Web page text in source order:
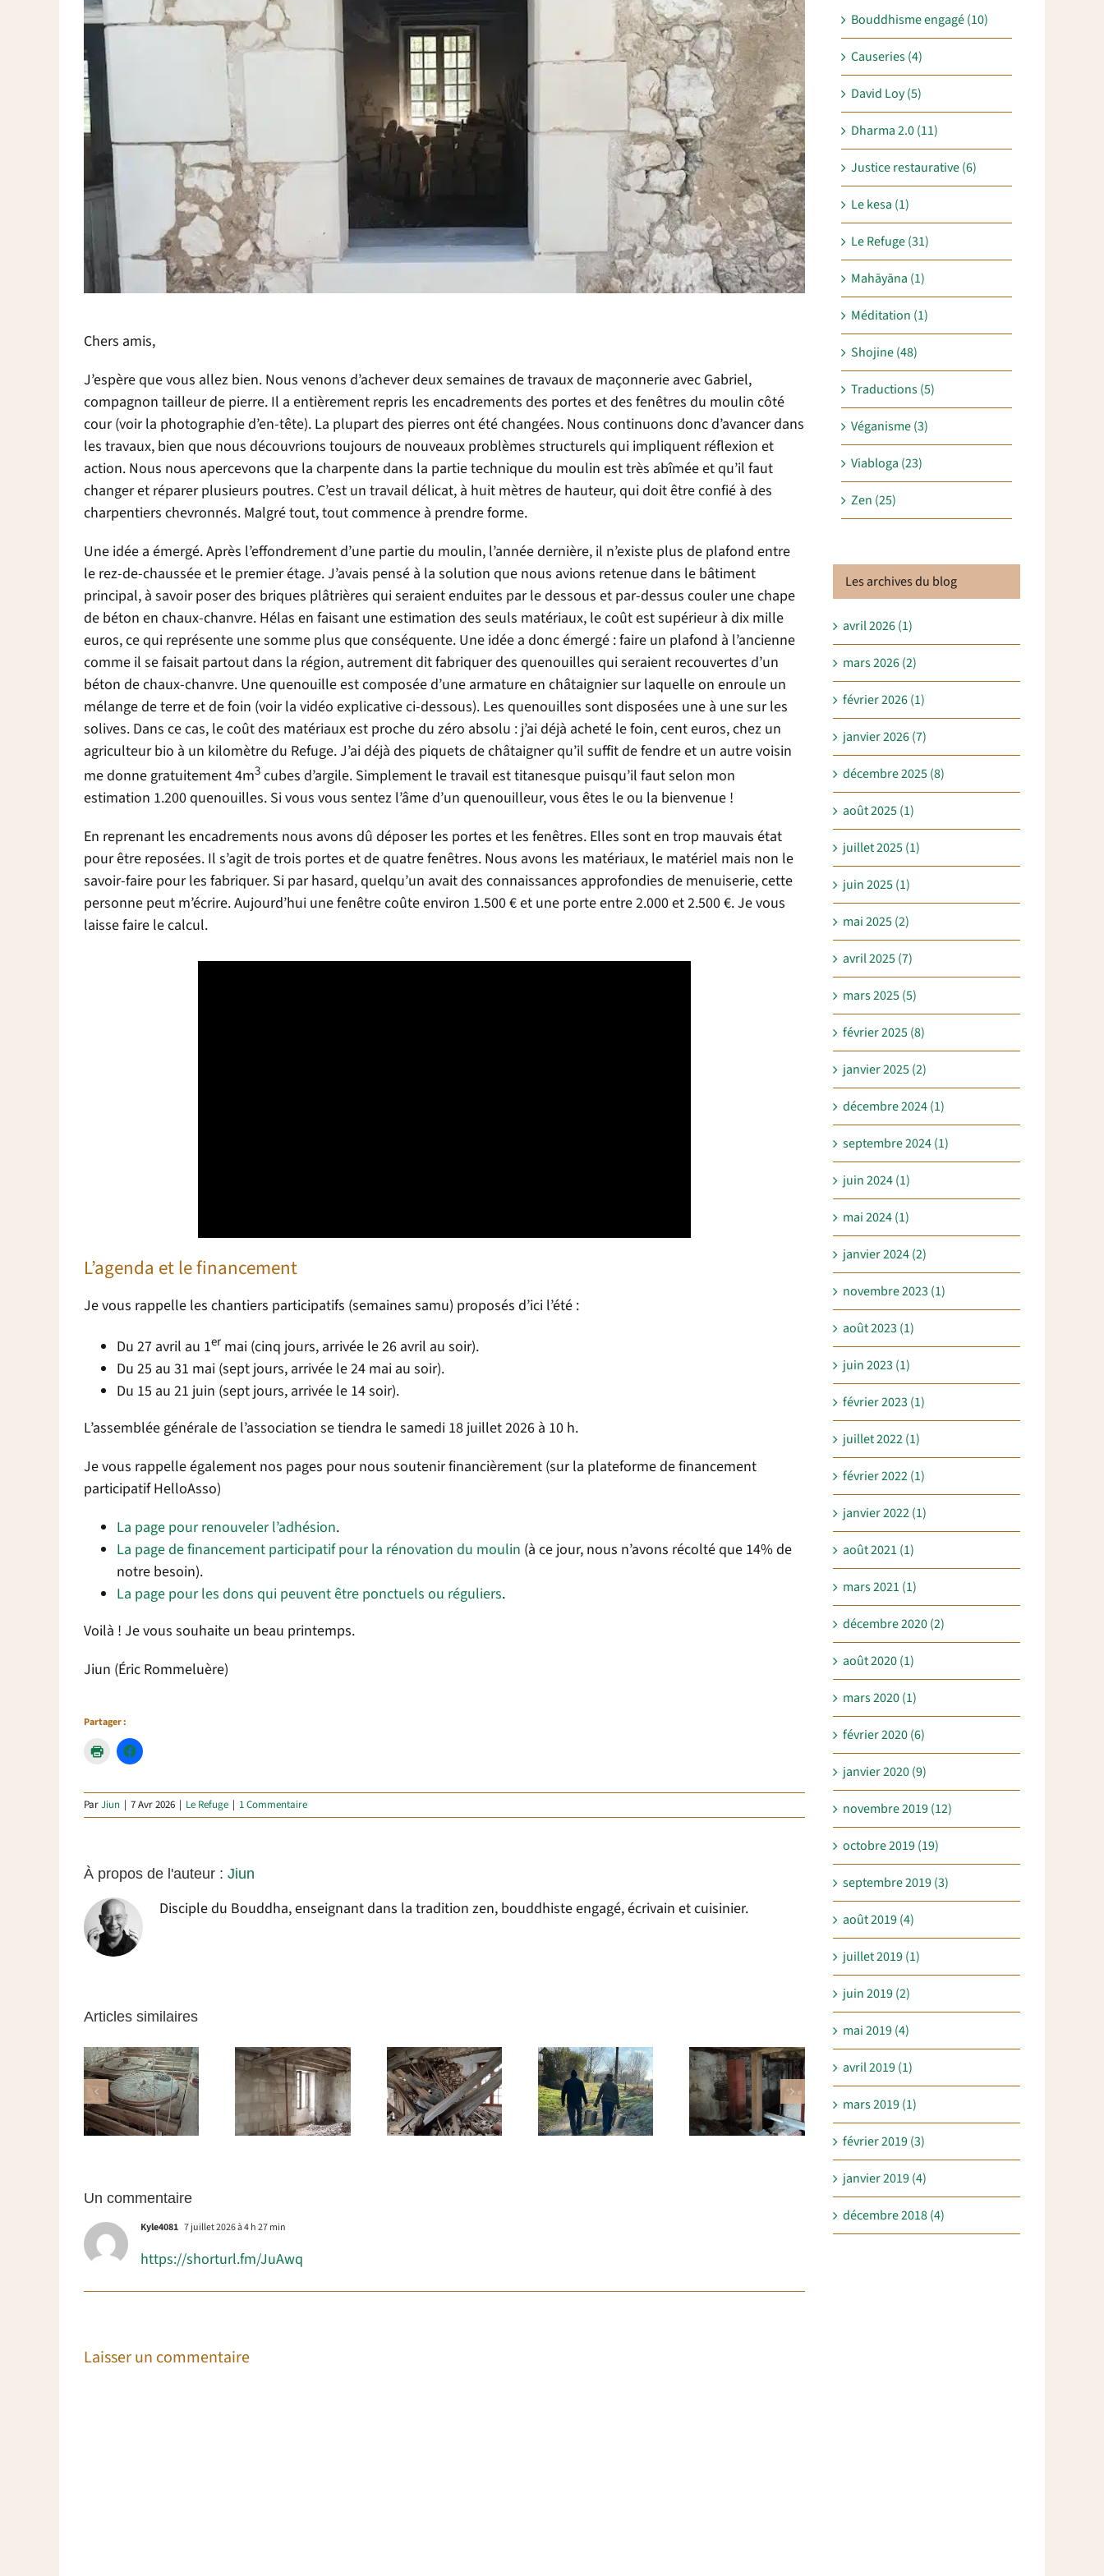
Chers amis,
J’espère que vous allez bien. Nous venons d’achever deux semaines de travaux de maçonnerie avec Gabriel,
compagnon tailleur de pierre. Il a entièrement repris les encadrements des portes et des fenêtres du moulin côté
cour (voir la photographie d’en-tête). La plupart des pierres ont été changées. Nous continuons donc d’avancer dans
les travaux, bien que nous découvrions toujours de nouveaux problèmes structurels qui impliquent réflexion et
action. Nous nous apercevons que la charpente dans la partie technique du moulin est très abîmée et qu’il faut
changer et réparer plusieurs poutres. C’est un travail délicat, à huit mètres de hauteur, qui doit être confié à des
charpentiers chevronnés. Malgré tout, tout commence à prendre forme.
Une idée a émergé. Après l’effondrement d’une partie du moulin, l’année dernière, il n’existe plus de plafond entre
le rez-de-chaussée et le premier étage. J’avais pensé à la solution que nous avions retenue dans le bâtiment
principal, à savoir poser des briques plâtrières qui seraient enduites par le dessous et par-dessus couler une chape
de béton en chaux-chanvre. Hélas en faisant une estimation des seuls matériaux, le coût est supérieur à dix mille
euros, ce qui représente une somme plus que conséquente. Une idée a donc émergé : faire un plafond à l’ancienne
comme il se faisait partout dans la région, autrement dit fabriquer des quenouilles qui seraient recouvertes d’un
béton de chaux-chanvre. Une quenouille est composée d’une armature en châtaignier sur laquelle on enroule un
mélange de terre et de foin (voir la vidéo explicative ci-dessous). Les quenouilles sont disposées une à une sur les
solives. Dans ce cas, le coût des matériaux est proche du zéro absolu : j’ai déjà acheté le foin, cent euros, chez un
agriculteur bio à un kilomètre du Refuge. J’ai déjà des piquets de châtaigner qu’il suffit de fendre et un autre voisin
me donne gratuitement 4m3cubes d’argile. Simplement le travail est titanesque puisqu’il faut selon mon
estimation 1.200 quenouilles. Si vous vous sentez l’âme d’un quenouilleur, vous êtes le ou la bienvenue !
En reprenant les encadrements nous avons dû déposer les portes et les fenêtres. Elles sont en trop mauvais état
pour être reposées. Il s’agit de trois portes et de quatre fenêtres. Nous avons les matériaux, le matériel mais non le
savoir-faire pour les fabriquer. Si par hasard, quelqu’un avait des connaissances approfondies de menuiserie, cette
personne peut m’écrire. Aujourd’hui une fenêtre coûte environ 1.500 € et une porte entre 2.000 et 2.500 €. Je vous
laisse faire le calcul.
L’agenda et le financement
Je vous rappelle les chantiers participatifs (semaines samu) proposés d’ici l’été :
Du 27 avril au 1ermai (cinq jours, arrivée le 26 avril au soir).
Du 25 au 31 mai (sept jours, arrivée le 24 mai au soir).
Du 15 au 21 juin (sept jours, arrivée le 14 soir).
L’assemblée générale de l’association se tiendra le samedi 18 juillet 2026 à 10 h.
Je vous rappelle également nos pages pour nous soutenir financièrement (sur la plateforme de financement
participatif HelloAsso)
La page pour renouveler l’adhésion.
La page de financement participatif pour la rénovation du moulin (à ce jour, nous n’avons récolté que 14% de
notre besoin).
La page pour les dons qui peuvent être ponctuels ou réguliers.
Voilà ! Je vous souhaite un beau printemps.
Jiun (Éric Rommeluère)
Partager :
ParJiun | 7 Avr 2026 | Le Refuge | 1 Commentaire
À propos de l'auteur : Jiun
Disciple du Bouddha, enseignant dans la tradition zen, bouddhiste engagé, écrivain et cuisinier.
Articles similaires
Le Refuge –
infolettre
août 2025
Le Refuge –
L’effondrement
du moulin
Le Refuge –
infolettre
mars 2025
Le Refuge –
infolettre
janvier 2025
Un commentaire
Kyle4081 7 juillet 2026 à 4 h 27 min
https://shorturl.fm/JuAwq
Laisser un commentaire
Bouddhisme engagé (10)
Causeries (4)
David Loy (5)
Dharma 2.0 (11)
Justice restaurative (6)
Le kesa (1)
Le Refuge (31)
Mahāyāna (1)
Méditation (1)
Shojine (48)
Traductions (5)
Véganisme (3)
Viabloga (23)
Zen (25)
Les archives du blog
avril 2026 (1)
mars 2026 (2)
février 2026 (1)
janvier 2026 (7)
décembre 2025 (8)
août 2025 (1)
juillet 2025 (1)
juin 2025 (1)
mai 2025 (2)
avril 2025 (7)
mars 2025 (5)
février 2025 (8)
janvier 2025 (2)
décembre 2024 (1)
septembre 2024 (1)
juin 2024 (1)
mai 2024 (1)
janvier 2024 (2)
novembre 2023 (1)
août 2023 (1)
juin 2023 (1)
février 2023 (1)
juillet 2022 (1)
février 2022 (1)
janvier 2022 (1)
août 2021 (1)
mars 2021 (1)
décembre 2020 (2)
août 2020 (1)
mars 2020 (1)
février 2020 (6)
janvier 2020 (9)
novembre 2019 (12)
octobre 2019 (19)
septembre 2019 (3)
août 2019 (4)
juillet 2019 (1)
juin 2019 (2)
mai 2019 (4)
avril 2019 (1)
mars 2019 (1)
février 2019 (3)
janvier 2019 (4)
décembre 2018 (4)